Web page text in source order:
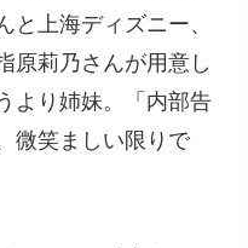
と上海ディズニー、
原莉乃さんが用意し
より姉妹。「内部告
微笑ましい限りで